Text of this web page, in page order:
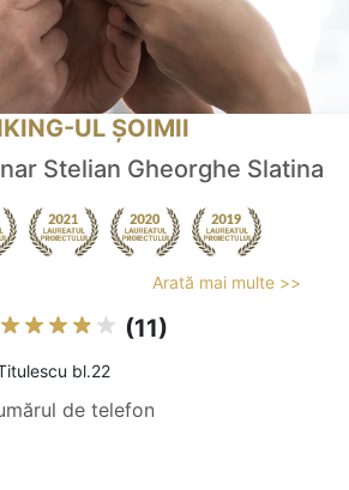
UL ȘOIMII
Stelian Gheorghe Slatina
Arată mai multe >>
(11)
bl.22
de telefon